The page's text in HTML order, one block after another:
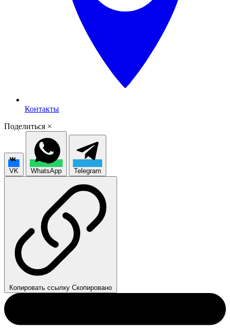
Контакты
Поделиться ×
VK WhatsApp Telegram
Копировать ссылку Скопировано